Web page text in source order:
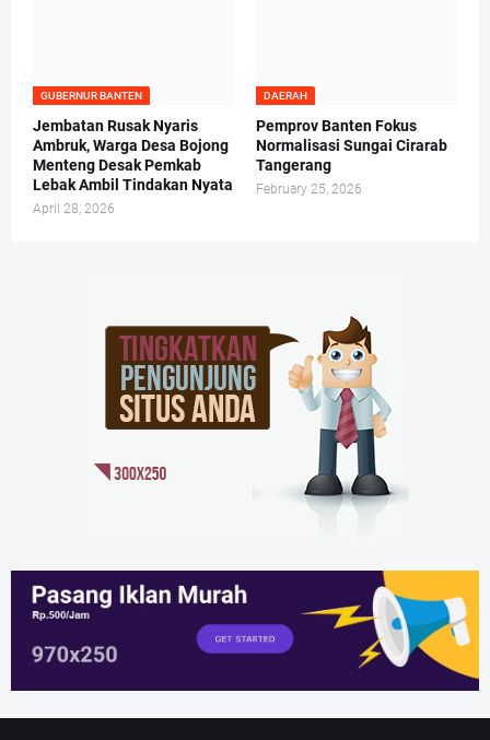
GUBERNUR BANTEN
Jembatan Rusak Nyaris
Ambruk, Warga Desa Bojong
Menteng Desak Pemkab
Lebak Ambil Tindakan Nyata
April 28, 2026
DAERAH
Pemprov Banten Fokus
Normalisasi Sungai Cirarab
Tangerang
February 25, 2026